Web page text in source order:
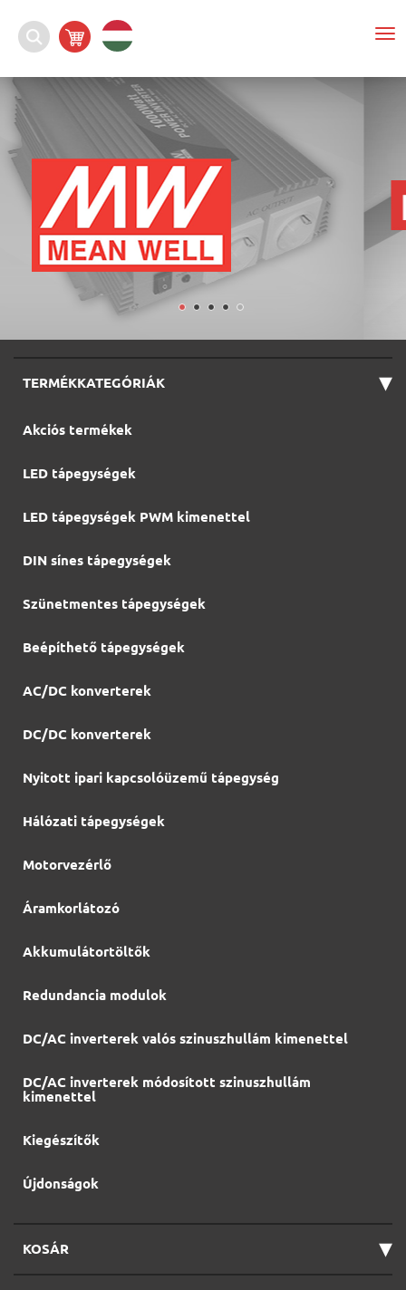
TERMÉKKATEGÓRIÁK ▾
Akciós termékek
LED tápegységek
LED tápegységek PWM kimenettel
DIN sínes tápegységek
Szünetmentes tápegységek
Beépíthető tápegységek
AC/DC konverterek
DC/DC konverterek
Nyitott ipari kapcsolóüzemű tápegység
Hálózati tápegységek
Motorvezérlő
Áramkorlátozó
Akkumulátortöltők
Redundancia modulok
DC/AC inverterek valós szinuszhullám kimenettel
DC/AC inverterek módosított szinuszhullám
kimenettel
Kiegészítők
Újdonságok
KOSÁR ▾